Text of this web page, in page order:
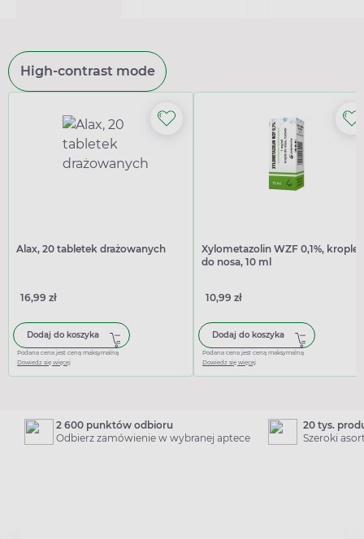
High-contrast mode
Alax, 20 tabletek drażowanych
16,99 zł
Dodaj do koszyka
Podana cena jest ceną maksymalną
Dowiedz się więcej
Xylometazolin WZF 0,1%, krople
do nosa, 10 ml
10,99 zł
Dodaj do koszyka
Podana cena jest ceną maksymalną
Dowiedz się więcej
2 600 punktów odbioru
Odbierz zamówienie w wybranej aptece
20 tys.
Szeroki